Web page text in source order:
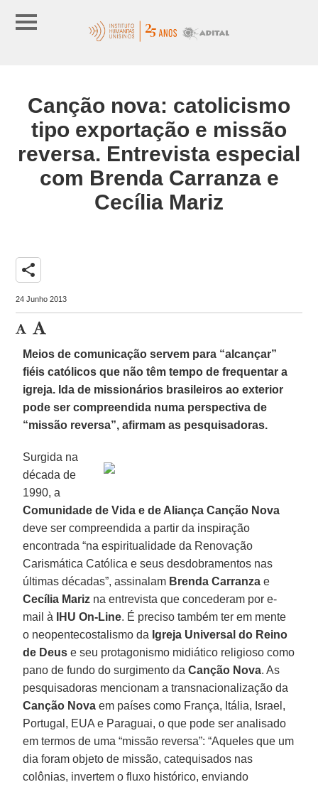
Canção nova: catolicismo
tipo exportação e missão
reversa. Entrevista especial
com Brenda Carranza e
Cecília Mariz
share
24 Junho 2013
Meios de comunicação servem para “alcançar”
fiéis católicos que não têm tempo de frequentar a
igreja. Ida de missionários brasileiros ao exterior
pode ser compreendida numa perspectiva de
“missão reversa”, afirmam as pesquisadoras.
Surgida na
década de
1990, a
Comunidade de Vida e de Aliança Canção Nova
deve ser compreendida a partir da inspiração
encontrada “na espiritualidade da Renovação
Carismática Católica e seus desdobramentos nas
últimas décadas”, assinalam Brenda Carranza e
Cecília Mariz na entrevista que concederam por e-
mail à
IHU On-Line. É preciso também ter em mente
o neopentecostalismo da Igreja Universal do Reino
de Deus e seu protagonismo midiático religioso como
pano de fundo do surgimento daCanção Nova. As
pesquisadoras mencionam a transnacionalização da
Canção Nova em países como França, Itália, Israel,
Portugal, EUA e Paraguai, o que pode ser analisado
em termos de uma “missão reversa”: “Aqueles que um
dia foram objeto de missão, catequisados nas
colônias, invertem o fluxo histórico, enviando